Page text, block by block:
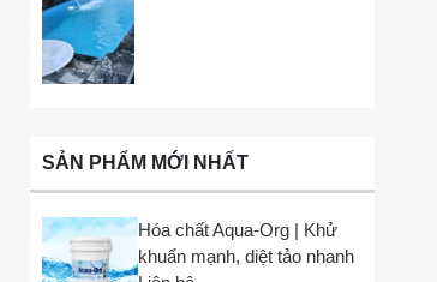
SẢN PHẨM MỚI NHẤT
Hóa chất Aqua-Org | Khử
khuẩn mạnh, diệt tảo nhanh